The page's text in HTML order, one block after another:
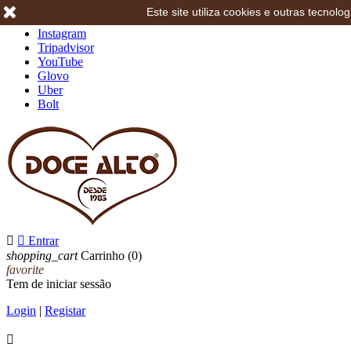
Instagram
Tripadvisor
YouTube
Glovo
Uber
Bolt
  Entrar
shopping_cart Carrinho (0)
favorite
Tem de iniciar sessão
Login | Registar

Este site utiliza cookies e outras